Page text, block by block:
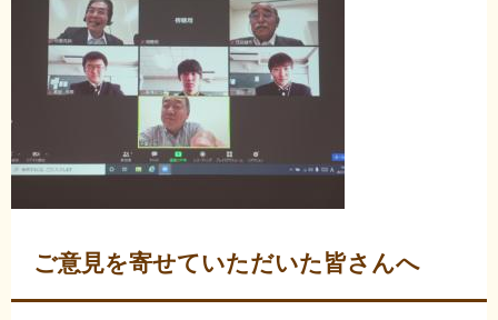
ご意見を寄せていただいた皆さんへ